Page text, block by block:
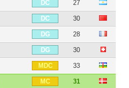
DC 27
DC 30
DG 28
DG 30
MDC 33
MC 31